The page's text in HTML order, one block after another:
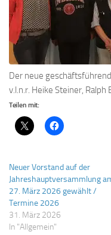
Der neue
v.l.n.r. Heike Steiner, Ralph
Teilen mit:
Neuer Vorstand auf der
Jahreshauptversammlung
27. März 2026 gewählt /
Termine 2026
31. März 2026
In "Allgemein"